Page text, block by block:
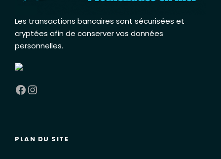
Les transactions bancaires sont sécurisées et
cryptées afin de conserver vos données
personnelles.
Facebook Instagram
PLAN DU SITE